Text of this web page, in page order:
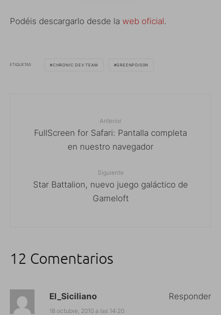
Podéis descargarlo desde la web oficial.
ETIQUETAS CHRONIC DEV TEAM GREENPOIS0N
Anterior
FullScreen for Safari: Pantalla completa
en nuestro navegador
Siguiente
Star Battalion, nuevo juego galáctico de
Gameloft
12 Comentarios
El_Siciliano
18 octubre, 2010 a las 14:20
Responder